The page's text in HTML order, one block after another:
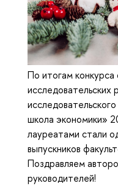
По итогам конкурса
исследовательских
школа экономики»
лауреатами стали
выпускников
Поздравляем
руководителей!